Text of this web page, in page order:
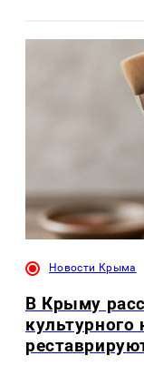
Новости Крыма
В Крыму
культурного